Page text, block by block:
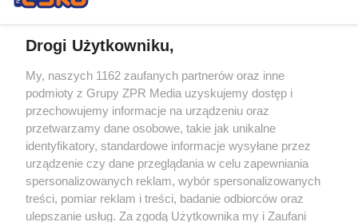
Żaden utwór zamieszczony w serwisie nie może być powielany i
rozpowszechniany lub dalej rozpowszechniany w jakikolwiek sposób (w
tym także elektroniczny lub mechaniczny) na jakimkolwiek polu
eksploatacji w jakiejkolwiek formie, włącznie z umieszczaniem w Internecie
bez pisemnej zgody właściciela praw. Jakiekolwiek użycie lub
wykorzystanie utworów w całości lub w części z naruszeniem prawa, tzn.
bez właściwej zgody, jest zabronione pod groźbą kary i może być ścigane
prawnie.
Drogi Użytkowniku,
My, naszych 1162 zaufanych partnerów oraz inne
podmioty z Grupy ZPR Media uzyskujemy dostęp i
przechowujemy informacje na urządzeniu oraz
przetwarzamy dane osobowe, takie jak unikalne
identyfikatory, standardowe informacje wysyłane przez
urządzenie czy dane przeglądania w celu zapewniania
spersonalizowanych reklam, wybór spersonalizowanych
treści, pomiar reklam i treści, badanie odbiorców oraz
ulepszanie usług. Za zgodą Użytkownika my i Zaufani